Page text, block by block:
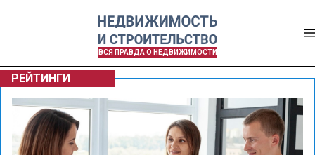
ВСЯ ПРАВДА О НЕДВИЖИМОСТИ
РЕЙТИНГИ